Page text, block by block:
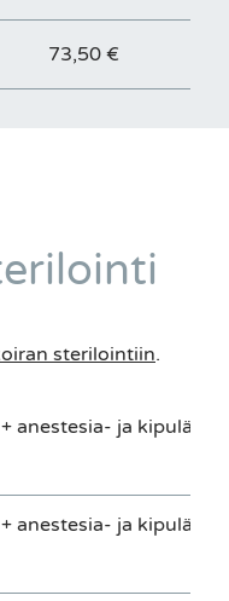
73,50 €
sterilointiin.
+ anestesia- ja
+ anestesia- ja